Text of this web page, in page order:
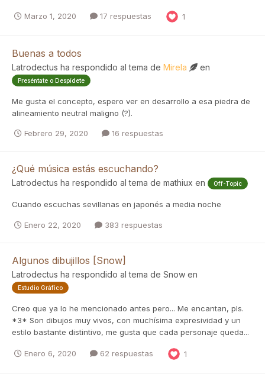
Marzo 1, 2020 17 respuestas 1
Buenas a todos
Latrodectus ha respondido al tema de Mirela en
Preséntate o Despídete
Me gusta el concepto, espero ver en desarrollo a esa piedra de
alineamiento neutral maligno (?).
Febrero 29, 2020 16 respuestas
¿Qué música estás escuchando?
Latrodectus ha respondido al tema de mathiux en Off-Topic
Cuando escuchas sevillanas en japonés a media noche
Enero 22, 2020 383 respuestas
Algunos dibujillos [Snow]
Latrodectus ha respondido al tema de Snow en
Estudio Gráfico
Creo que ya lo he mencionado antes pero... Me encantan, pls.
*3* Son dibujos muy vivos, con muchísima expresividad y un
estilo bastante distintivo, me gusta que cada personaje queda...
Enero 6, 2020 62 respuestas 1